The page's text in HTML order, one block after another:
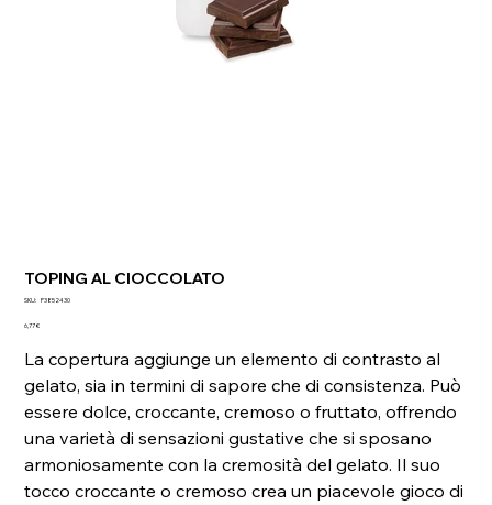
TOPING AL CIOCCOLATO
SKU:
SKU
P3852430
Prezzo
6,77 €
La copertura aggiunge un elemento di contrasto al
gelato, sia in termini di sapore che di consistenza. Può
essere dolce, croccante, cremoso o fruttato, offrendo
una varietà di sensazioni gustative che si sposano
armoniosamente con la cremosità del gelato. Il suo
tocco croccante o cremoso crea un piacevole gioco di